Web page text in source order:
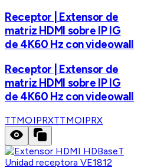
Receptor | Extensor de
matriz HDMI sobre IP IG
de 4K60 Hz con videowall
Receptor | Extensor de
matriz HDMI sobre IP IG
de 4K60 Hz con videowall
TTMOIPRXTTMOIPRX